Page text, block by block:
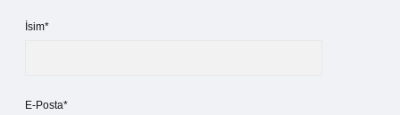
İsim*
E-Posta*